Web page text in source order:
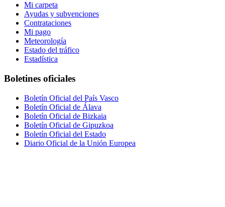
Mi carpeta
Ayudas y subvenciones
Contrataciones
Mi pago
Meteorología
Estado del tráfico
Estadística
Boletines oficiales
Boletín Oficial del País Vasco
Boletín Oficial de Álava
Boletín Oficial de Bizkaia
Boletín Oficial de Gipuzkoa
Boletín Oficial del Estado
Diario Oficial de la Unión Europea